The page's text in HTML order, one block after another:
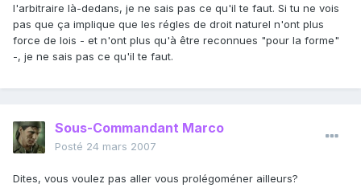
l'arbitraire là-dedans, je ne sais pas ce qu'il te faut. Si tu ne vois
pas que ça implique que les régles de droit naturel n'ont plus
force de lois - et n'ont plus qu'à être reconnues "pour la forme"
-, je ne sais pas ce qu'il te faut.
Sous-Commandant Marco
Posté 24 mars 2007
Dites, vous voulez pas aller vous prolégoméner ailleurs?